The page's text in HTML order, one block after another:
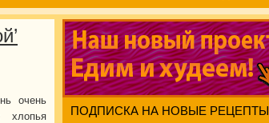
очень
хлопья
ПОДПИСКА НА НОВЫЕ РЕЦЕПТЫ